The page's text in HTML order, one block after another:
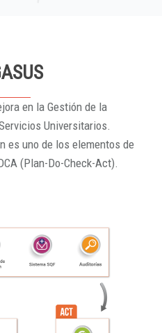
en la Gestión de la
Universitarios.
es uno de los elementos de
(Plan-Do-Check-Act).